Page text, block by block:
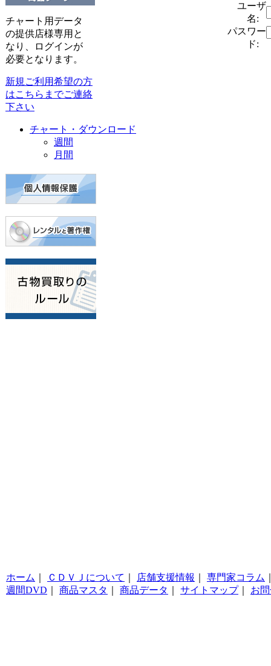
チャート用データ
の提供店様専用と
なり、ログインが
必要となります。
新規ご利用希望の方
はこちらまでご連絡
下さい
チャート・ダウンロード
週間
月間
ユーザ
名:
パスワー
ド:
ホーム ＣＤＶＪについて 店舗支援情報 専門家コラム
週間DVD
商品マスタ 商品データ サイトマップ｜ お